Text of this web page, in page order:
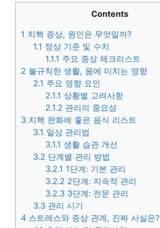
Contents
1 치핵 증상, 원인은 무엇일까?
1.1 정상 기준 및 수치
1.1.1 주요 증상 체크리스트
2 불규칙한 생활, 몸에 미치는 영향
2.1 주요 영향 요인
2.1.1 상황별 고려사항
2.1.2 관리의 중요성
3 치핵 완화에 좋은 음식 리스트
3.1 일상 관리법
3.1.1 생활 습관 개선
3.2 단계별 관리 방법
3.2.1 1단계: 기본 관리
3.2.2 2단계: 지속적 관리
3.2.3 3단계: 전문 관리
3.3 관리 시기
4 스트레스와 증상 관계, 진짜 사실은?